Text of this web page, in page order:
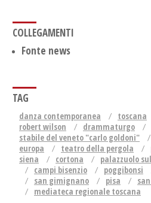
COLLEGAMENTI
Fonte news
TAG
danza contemporanea toscana
robert wilson
drammaturgo
stabile del veneto "carlo goldoni"
europa
teatro della pergola
siena
cortona palazzuolo
campi bisenzio
poggibonsi
san gimignano
pisa
mediateca regionale toscana